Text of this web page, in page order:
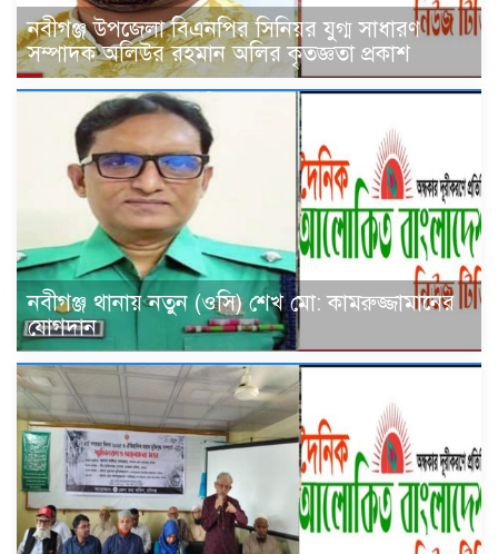
নবীগঞ্জ উপজেলা বিএনপির সিনিয়র যুগ্ম সাধারণ
সম্পাদক অলিউর রহমান অলির কৃতজ্ঞতা প্রকাশ
নবীগঞ্জ থানায় নতুন (ওসি) শেখ মো: কামরুজ্জামানের
যোগদান